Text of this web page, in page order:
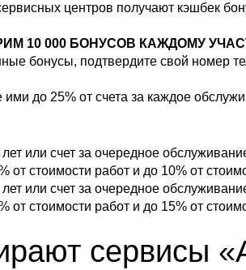
центров получают кэшбек
10 000 БОНУСОВ КАЖДОМУ
бонусы, подтвердите свой номер
до 25% от счета за каждое
или счет за очередное
от стоимости работ и до 10% от
или счет за очередное
от стоимости работ и до 15% от
сервисы